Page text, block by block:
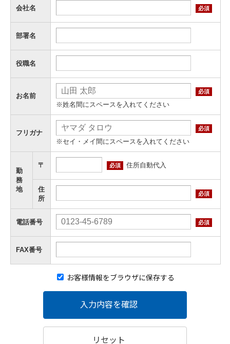
会社名 必須
部署名
役職名
お名前
必須
※姓名間にスペースを入れてください
フリガナ
必須
※セイ・メイ間にスペースを入れてください
勤
務
地
〒 必須 住所自動代入
住
所
必須
電話番号 必須
FAX番号
お客様情報をブラウザに保存する
入力内容を確認
リセット